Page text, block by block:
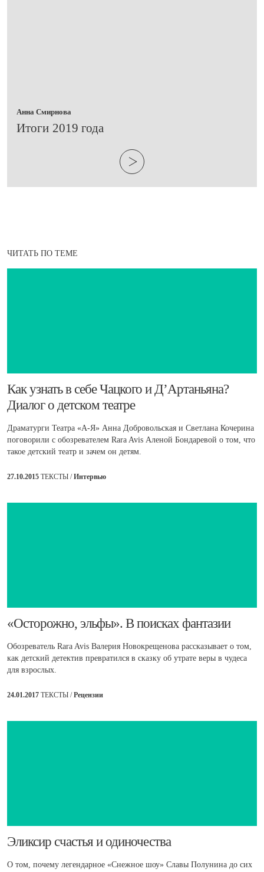
Анна Смирнова
Итоги 2019 года
ЧИТАТЬ ПО ТЕМЕ
​Как узнать в себе Чацкого и Д’Артаньяна?
Диалог о детском театре
Драматурги Театра «А-Я» Анна Добровольская и Светлана Кочерина
поговорили с обозревателем Rara Avis Аленой Бондаревой о том, что
такое детский театр и зачем он детям.
27.10.2015 ТЕКСТЫ /Интервью
​«Осторожно, эльфы». В поисках фантазии
Обозреватель Rara Avis Валерия Новокрещенова рассказывает о том,
как детский детектив превратился в сказку об утрате веры в чудеса
для взрослых.
24.01.2017 ТЕКСТЫ /Рецензии
​Эликсир счастья и одиночества
О том, почему легендарное «Снежное шоу» Славы Полунина до сих